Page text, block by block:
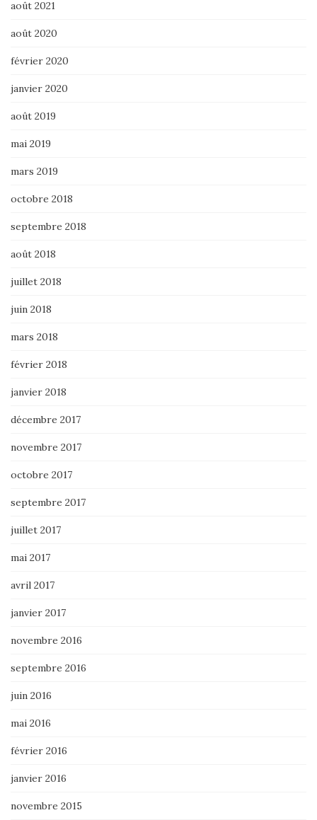
août 2021
août 2020
février 2020
janvier 2020
août 2019
mai 2019
mars 2019
octobre 2018
septembre 2018
août 2018
juillet 2018
juin 2018
mars 2018
février 2018
janvier 2018
décembre 2017
novembre 2017
octobre 2017
septembre 2017
juillet 2017
mai 2017
avril 2017
janvier 2017
novembre 2016
septembre 2016
juin 2016
mai 2016
février 2016
janvier 2016
novembre 2015